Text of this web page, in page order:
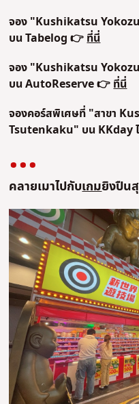
จอง "Kushikatsu
บน Tabelog 👉ที่นี่
จอง "Kushikatsu
บน AutoReserve 👉ที่นี่
จองคอร์สพิเศษที่ "สาขา
Tsutenkaku" บน KKday
คลายเมาไปกับเกมยิงปืน